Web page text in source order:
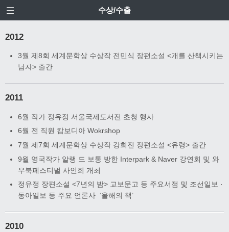
수상/수출
2012
3월 제8회 세계문학상 수상작 전민식 장편소설 <개를 산책시키는
남자> 출간
2011
6월 작가 정유정 서울국제도서전 초청 행사
6월 전 직원 캄보디아 Wokrshop
7월 제7회 세계문학상 수상작 강희진 장편소설 <유령> 출간
9월 영국작가 알랭 드 보통 방한 Interpark & Naver 강연회 및 와
우북페스티벌 사인회 개최
정유정 장편소설 <7년의 밤> 교보문고 등 주요서점 및 조선일보 ·
동아일보 등 주요 언론사 ‘올해의 책’
2010